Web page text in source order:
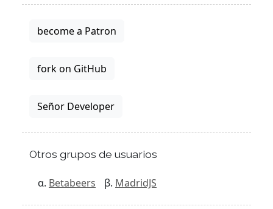
become a Patron
fork on GitHub
Señor Developer
Otros grupos de usuarios
Betabeers MadridJS